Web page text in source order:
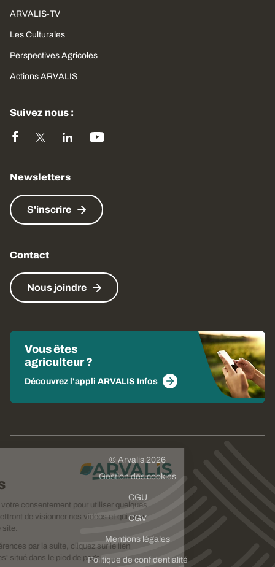
vos cookies
Nous avons besoin de votre consentement pour utiliser quelques
cookies qui vous permettront de visionner nos vidéos et qui nous
aideront à améliorer ce site.
Pour modifier vos préférences par la suite, cliquez sur le lien
'Préférences de cookies' situé dans le pied de page.
ARVALIS-TV
Les Culturales
Perspectives Agricoles
Actions ARVALIS
Suivez nous :
Newsletters
S'inscrire
Contact
Nous joindre
Vous êtes
agriculteur ?
Découvrez l'appli ARVALIS Infos
© Arvalis 2026
Gestion des cookies
CGU
CGV
Mentions légales
Politique de confidentialité